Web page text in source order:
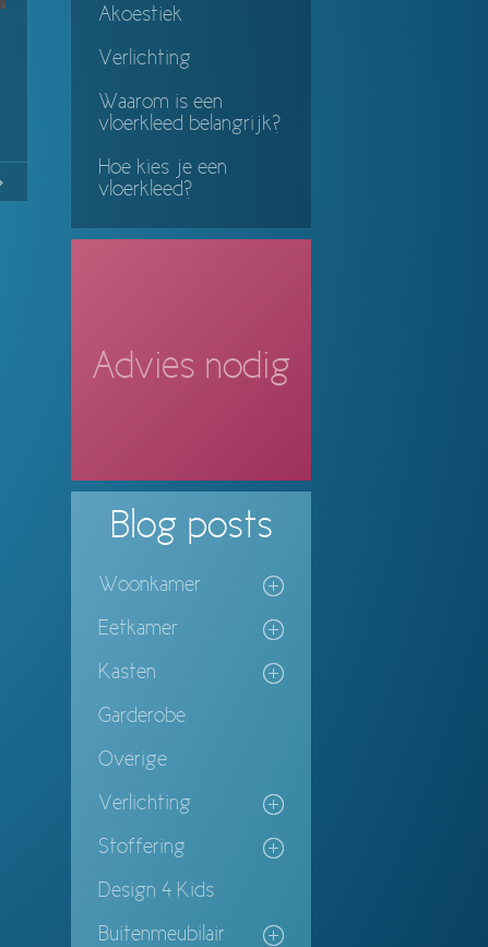
Continue
Akoestiek
Verlichting
Waarom is een
vloerkleed belangrijk?
Hoe kies je een
vloerkleed?
Advies nodig
Blog posts
Woonkamer
Eetkamer
Kasten
Garderobe
Overige
Verlichting
Stoffering
Design 4 Kids
Buitenmeubilair